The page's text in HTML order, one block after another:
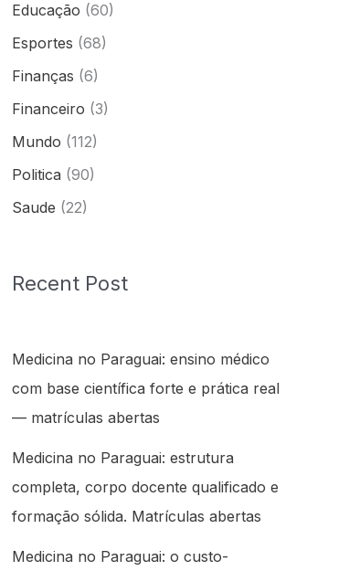
Educação (60)
Esportes (68)
Finanças (6)
Financeiro (3)
Mundo (112)
Politica (90)
Saude (22)
Recent Post
Medicina no Paraguai: ensino médico
com base científica forte e prática real
— matrículas abertas
Medicina no Paraguai: estrutura
completa, corpo docente qualificado e
formação sólida. Matrículas abertas
Medicina no Paraguai: o custo-